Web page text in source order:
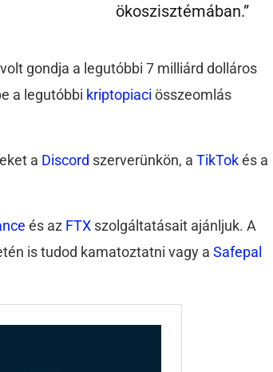
ökoszisztémában.”
gondja a legutóbbi 7 milliárd dolláros
a legutóbbi kriptopiaci összeomlás
a Discord szerverünkön, aTikTokés a
és az FTX szolgáltatásait ajánljuk. A
is tudod kamatoztatni vagy aSafepal